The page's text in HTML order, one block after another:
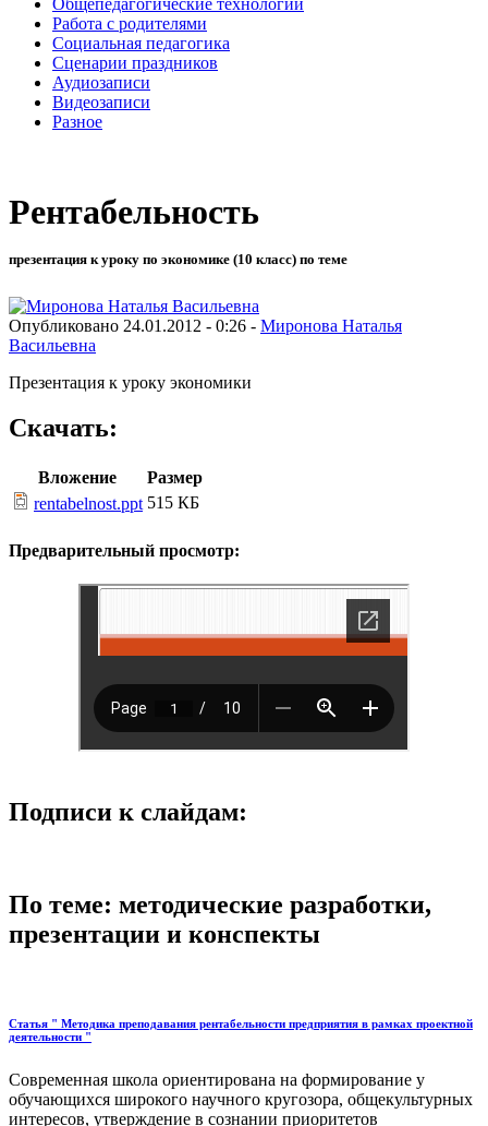
Работа с родителями
Социальная педагогика
Сценарии праздников
Аудиозаписи
Видеозаписи
Разное
Рентабельность
презентация к уроку по экономике (10 класс) по теме
Опубликовано 24.01.2012 - 0:26 - Миронова Наталья
Васильевна
Презентация к уроку экономики
Скачать:
Вложение
Размер
rentabelnost.ppt 515 КБ
Предварительный просмотр:
Подписи к слайдам:
По теме: методические разработки,
презентации и конспекты
Статья " Методика преподавания рентабельности предприятия в рамках проектной
деятельности "
Современная школа ориентирована на формирование у
обучающихся широкого научного кругозора, общекультурных
интересов, утверждение в сознании приоритетов